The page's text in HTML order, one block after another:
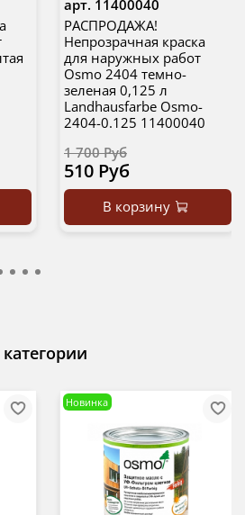
арт. 11400040
РАСПРОДАЖА!
Непрозрачная краска
для наружных работ
Osmo 2404 темно-
зеленая 0,125 л
Landhausfarbe Osmo-
2404-0.125 11400040
1 700 Руб
510 Руб
В корзину
Новинка